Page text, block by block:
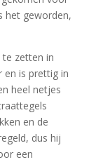
het geworden,
zetten in
en is prettig in
heel netjes
en de
dus hij
een